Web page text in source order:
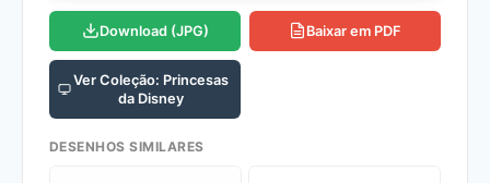
Download (JPG) Baixar em PDF
Ver Coleção: Princesas
da Disney
DESENHOS SIMILARES